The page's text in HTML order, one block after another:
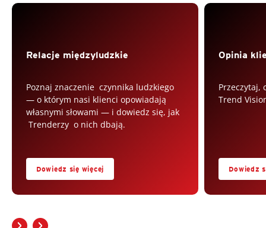
Relacje międzyludzkie
Poznaj znaczenie czynnika ludzkiego
— o którym nasi klienci opowiadają
własnymi słowami — i dowiedz się, jak
Trenderzy o nich dbają.
Dowiedz się więcej
Opinia
Przeczytaj,
Trend
Dowiedz
Open On A New Tab